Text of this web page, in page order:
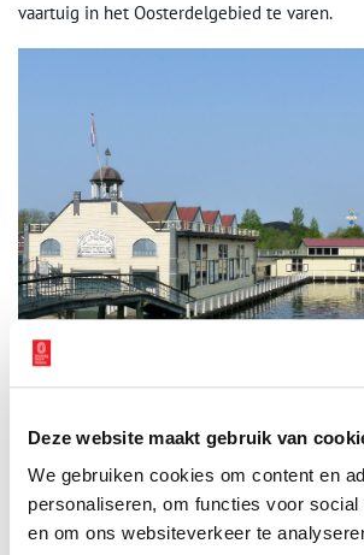
Deze website maakt gebruik van
We gebruiken cookies om content en
personaliseren, om functies voor social
en om ons websiteverkeer te
vaartuig in het Oosterdelgebied te varen.
Museum BroekerVeiling. Beeld: Wikimedia Commons
De groenteveiling